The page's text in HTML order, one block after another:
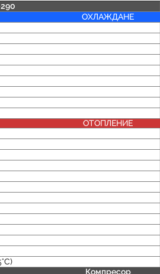
ОХЛАЖДАНЕ
ОТОПЛЕНИЕ
Компресор